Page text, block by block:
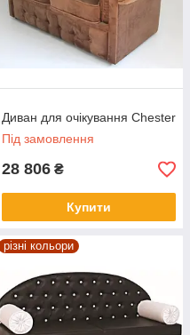
Диван для очікування Chester
Під замовлення
28 806 ₴
Купити
різні кольори